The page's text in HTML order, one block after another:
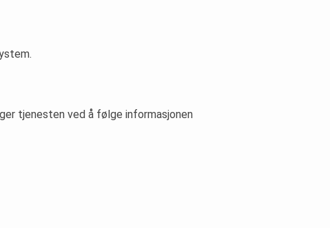
tjenesten ved å følge informasjonen